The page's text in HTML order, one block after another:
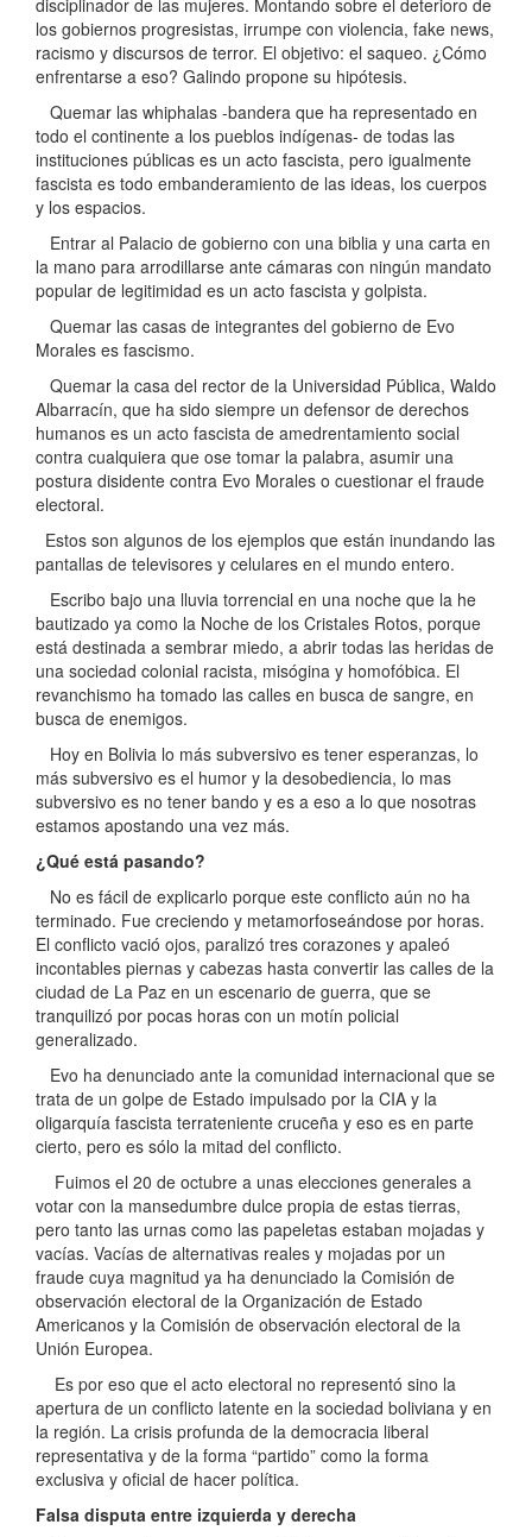
disciplinador de las mujeres. Montando sobre el deterioro de
los gobiernos progresistas, irrumpe con violencia, fake news,
racismo y discursos de terror. El objetivo: el saqueo. ¿Cómo
enfrentarse a eso? Galindo propone su hipótesis.
Quemar las whiphalas -bandera que ha representado en
todo el continente a los pueblos indígenas- de todas las
instituciones públicas es un acto fascista, pero igualmente
fascista es todo embanderamiento de las ideas, los cuerpos
y los espacios.
Entrar al Palacio de gobierno con una biblia y una carta en
la mano para arrodillarse ante cámaras con ningún mandato
popular de legitimidad es un acto fascista y golpista.
Quemar las casas de integrantes del gobierno de Evo
Morales es fascismo.
Quemar la casa del rector de la Universidad Pública, Waldo
Albarracín, que ha sido siempre un defensor de derechos
humanos es un acto fascista de amedrentamiento social
contra cualquiera que ose tomar la palabra, asumir una
postura disidente contra Evo Morales o cuestionar el fraude
electoral.
Estos son algunos de los ejemplos que están inundando las
pantallas de televisores y celulares en el mundo entero.
Escribo bajo una lluvia torrencial en una noche que la he
bautizado ya como la Noche de los Cristales Rotos, porque
está destinada a sembrar miedo, a abrir todas las heridas de
una sociedad colonial racista, misógina y homofóbica. El
revanchismo ha tomado las calles en busca de sangre, en
busca de enemigos.
Hoy en Bolivia lo más subversivo es tener esperanzas, lo
más subversivo es el humor y la desobediencia, lo mas
subversivo es no tener bando y es a eso a lo que nosotras
estamos apostando una vez más.
¿Qué está pasando?
No es fácil de explicarlo porque este conflicto aún no ha
terminado. Fue creciendo y metamorfoseándose por horas.
El conflicto vació ojos, paralizó tres corazones y apaleó
incontables piernas y cabezas hasta convertir las calles de la
ciudad de La Paz en un escenario de guerra, que se
tranquilizó por pocas horas con un motín policial
generalizado.
Evo ha denunciado ante la comunidad internacional que se
trata de un golpe de Estado impulsado por la CIA y la
oligarquía fascista terrateniente cruceña y eso es en parte
cierto, pero es sólo la mitad del conflicto.
Fuimos el 20 de octubre a unas elecciones generales a
votar con la mansedumbre dulce propia de estas tierras,
pero tanto las urnas como las papeletas estaban mojadas y
vacías. Vacías de alternativas reales y mojadas por un
fraude cuya magnitud ya ha denunciado la Comisión de
observación electoral de la Organización de Estado
Americanos y la Comisión de observación electoral de la
Unión Europea.
Es por eso que el acto electoral no representó sino la
apertura de un conflicto latente en la sociedad boliviana y en
la región. La crisis profunda de la democracia liberal
representativa y de la forma “partido” como la forma
exclusiva y oficial de hacer política.
Falsa disputa entre izquierda y derecha